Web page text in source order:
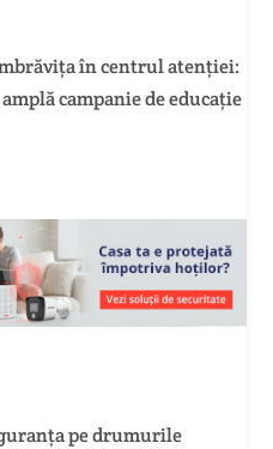
pe drumurile